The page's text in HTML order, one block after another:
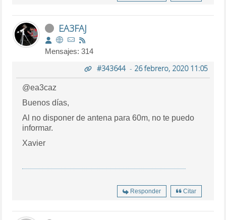
EA3FAJ
Mensajes: 314
#343644- 26 febrero, 2020 11:05
@ea3caz
Buenos días,
Al no disponer de antena para 60m, no te puedo
informar.
Xavier
Responder Citar